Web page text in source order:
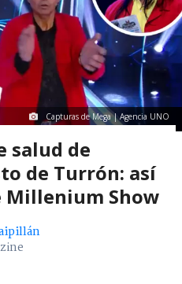
Capturas de Mega | Agencia UNO
salud de
de Turrón: así
Show